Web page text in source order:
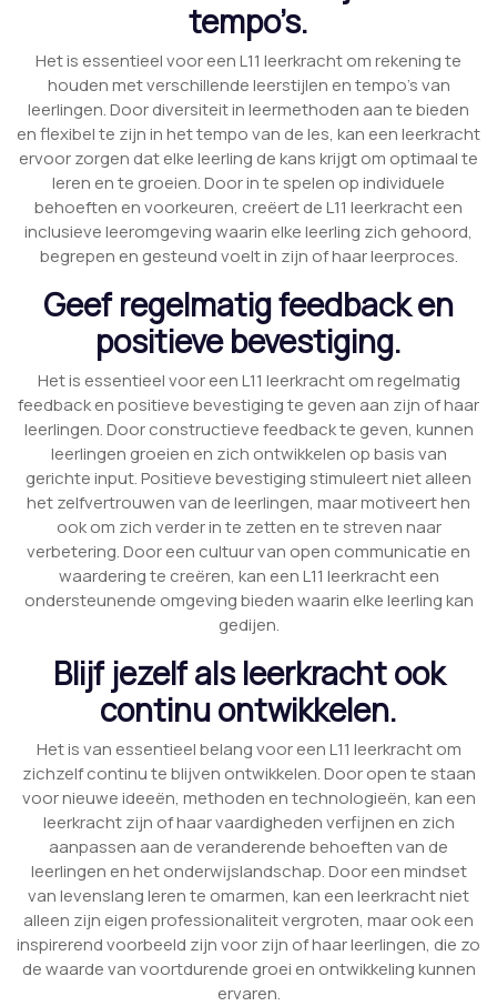
tempo’s.
Het is essentieel voor een L11 leerkracht om rekening te
houden met verschillende leerstijlen en tempo’s van
leerlingen. Door diversiteit in leermethoden aan te bieden
en flexibel te zijn in het tempo van de les, kan een leerkracht
ervoor zorgen dat elke leerling de kans krijgt om optimaal te
leren en te groeien. Door in te spelen op individuele
behoeften en voorkeuren, creëert de L11 leerkracht een
inclusieve leeromgeving waarin elke leerling zich gehoord,
begrepen en gesteund voelt in zijn of haar leerproces.
Geef regelmatig feedback en
positieve bevestiging.
Het is essentieel voor een L11 leerkracht om regelmatig
feedback en positieve bevestiging te geven aan zijn of haar
leerlingen. Door constructieve feedback te geven, kunnen
leerlingen groeien en zich ontwikkelen op basis van
gerichte input. Positieve bevestiging stimuleert niet alleen
het zelfvertrouwen van de leerlingen, maar motiveert hen
ook om zich verder in te zetten en te streven naar
verbetering. Door een cultuur van open communicatie en
waardering te creëren, kan een L11 leerkracht een
ondersteunende omgeving bieden waarin elke leerling kan
gedijen.
Blijf jezelf als leerkracht ook
continu ontwikkelen.
Het is van essentieel belang voor een L11 leerkracht om
zichzelf continu te blijven ontwikkelen. Door open te staan
voor nieuwe ideeën, methoden en technologieën, kan een
leerkracht zijn of haar vaardigheden verfijnen en zich
aanpassen aan de veranderende behoeften van de
leerlingen en het onderwijslandschap. Door een mindset
van levenslang leren te omarmen, kan een leerkracht niet
alleen zijn eigen professionaliteit vergroten, maar ook een
inspirerend voorbeeld zijn voor zijn of haar leerlingen, die zo
de waarde van voortdurende groei en ontwikkeling kunnen
ervaren.